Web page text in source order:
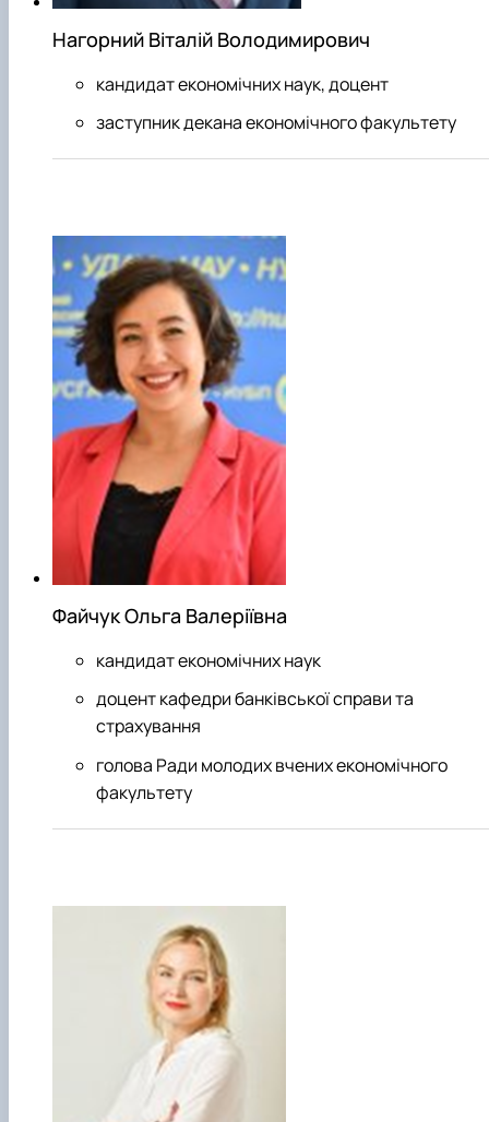
Нагорний Віталій Володимирович
кандидат економічних наук, доцент
заступник декана економічного факультету
Файчук Ольга Валеріївна
кандидат економічних наук
доцент кафедри банківської справи та
страхування
голова Ради молодих вчених економічного
факультету